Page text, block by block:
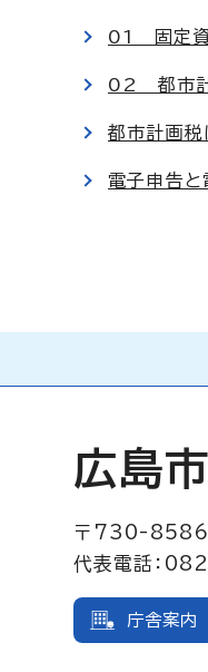
01 固定資
02 都市計
都市計画税
電子申告と
広島
〒730-8586
代表電話：
庁舎案内